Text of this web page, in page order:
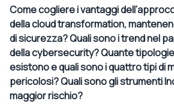
Come cogliere i vantaggi
della cloud transformation,
di sicurezza? Quali sono i trend nel
della cybersecurity? Quante
esistono e quali sono i quattro tipi di
pericolosi? Quali sono gli strumenti
maggior rischio?